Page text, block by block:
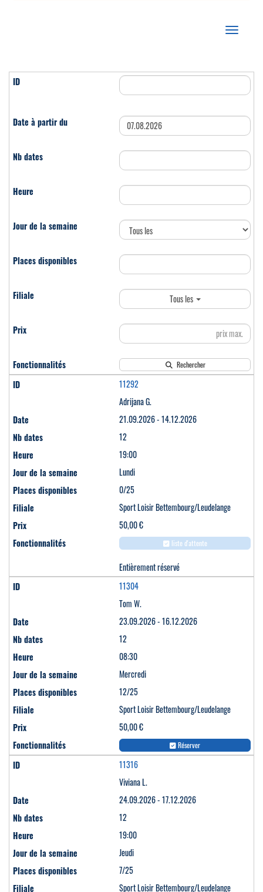
Afficher/
Tous les
Rechercher
11292
Adrijana G.
21.09.2026 - 14.12.2026
12
19:00
Lundi
0/25
Sport Loisir Bettembourg/Leudelange
50,00 €
liste d'attente
Entièrement réservé
11304
Tom W.
23.09.2026 - 16.12.2026
12
08:30
Mercredi
12/25
Sport Loisir Bettembourg/Leudelange
50,00 €
Réserver
11316
Viviana L.
24.09.2026 - 17.12.2026
12
19:00
Jeudi
7/25
Sport Loisir Bettembourg/Leudelange